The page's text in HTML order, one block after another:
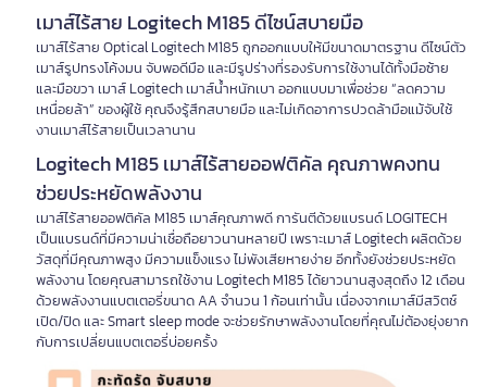
เมาส์ไร้สาย Logitech M185 ดีไซน์สบายมือ
เมาส์ไร้สาย Optical Logitech M185 ถูกออกแบบให้มีขนาดมาตรฐาน ดีไซน์ตัว
เมาส์รูปทรงโค้งมน จับพอดีมือ และมีรูปร่างที่รองรับการใช้งานได้ทั้งมือซ้าย
และมือขวา เมาส์ Logitech เมาส์น้ำหนักเบา ออกแบบมาเพื่อช่วย “ลดความ
เหนื่อยล้า” ของผู้ใช้ คุณจึงรู้สึกสบายมือ และไม่เกิดอาการปวดล้ามือแม้จับใช้
งานเมาส์ไร้สายเป็นเวลานาน
Logitech M185 เมาส์ไร้สายออฟติคัล คุณภาพคงทน
ช่วยประหยัดพลังงาน
เมาส์ไร้สายออฟติคัล M185 เมาส์คุณภาพดี การันตีด้วยแบรนด์ LOGITECH
เป็นแบรนด์ที่มีความน่าเชื่อถือยาวนานหลายปี เพราะเมาส์ Logitech ผลิตด้วย
วัสดุที่มีคุณภาพสูง มีความแข็งแรง ไม่พังเสียหายง่าย อีกทั้งยังช่วยประหยัด
พลังงาน โดยคุณสามารถใช้งาน Logitech M185 ได้ยาวนานสูงสุดถึง 12 เดือน
ด้วยพลังงานแบตเตอรี่ขนาด AA จำนวน 1 ก้อนเท่านั้น เนื่องจากเมาส์มีสวิตช์
เปิด/ปิด และ Smart sleep mode จะช่วยรักษาพลังงานโดยที่คุณไม่ต้องยุ่งยาก
กับการเปลี่ยนแบตเตอรี่บ่อยครั้ง